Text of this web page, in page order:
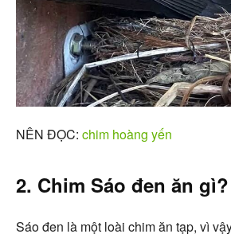
NÊN ĐỌC: chim hoàng yến
2. Chim Sáo đen ăn gì?
Sáo đen là một loài chim ăn tạp, vì